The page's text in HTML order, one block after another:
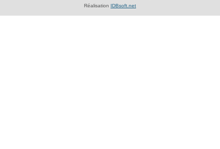
Réalisation IDBsoft.net